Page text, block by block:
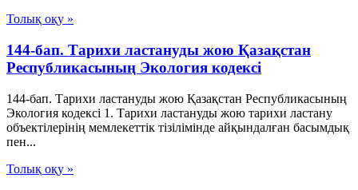
Толық оқу »
144-бап. Тарихи ластануды жою Қазақстан
Республикасының Экология кодексі
144-бап. Тарихи ластануды жою Қазақстан Республикасының
Экология кодексі 1. Тарихи ластануды жою тарихи ластану
объектілерінің мемлекеттік тізілімінде айқындалған басымдық
пен...
Толық оқу »